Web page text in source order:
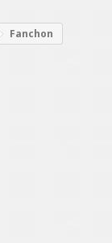
Fanchon